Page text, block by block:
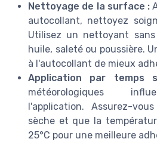
Nettoyage de la surface :
autocollant, nettoyez
Utilisez un nettoyant
huile, saleté ou poussière.
à l'autocollant de mieux
Application par temps
météorologiques
l'application. Assurez-
sèche et que la
25°C pour une meilleure